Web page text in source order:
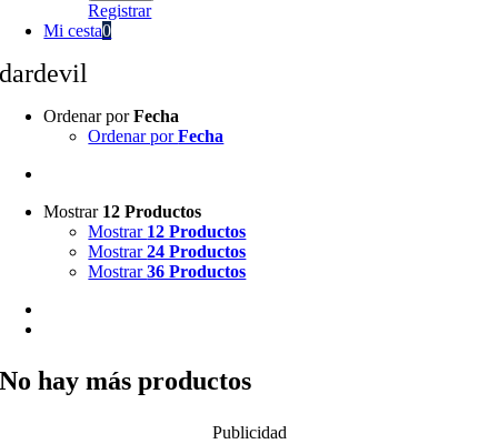
Registrar
Mi cesta0
dardevil
Ordenar porFecha
Ordenar porFecha
Mostrar 12 Productos
Mostrar 12 Productos
Mostrar24 Productos
Mostrar36 Productos
No hay más productos
Publicidad